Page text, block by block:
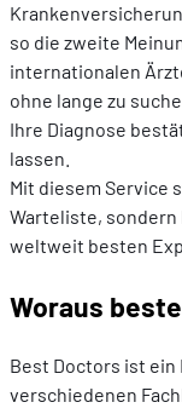
so die zweite
internationalen
ohne lange zu
Ihre Diagnose
lassen.
Mit diesem Service
Warteliste, sondern
weltweit besten
Woraus
Best Doctors ist ein
verschiedenen